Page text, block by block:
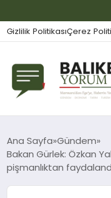
Gizlilik PolitikasıÇerez
BALIKESIR
GÜNDEM
Ana Sayfa Gündem
Bakan Gürlek: Özkan
pişmanlıktan